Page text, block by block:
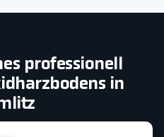
professionell
in